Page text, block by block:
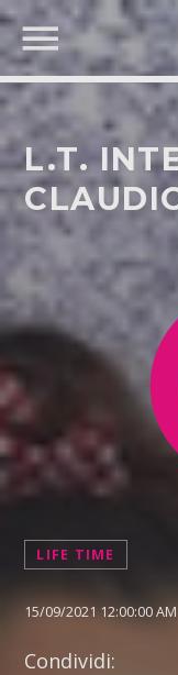
L.T.
LIFE TIME
15/09/2021 12:00:00
Condividi: